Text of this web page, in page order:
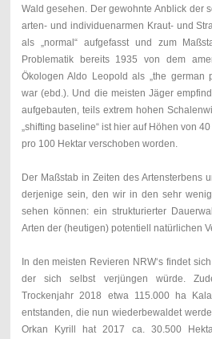
Wald gesehen. Der gewohnte Anblick der
arten- und individuenarmen Kraut- und
als „normal“ aufgefasst und zum
Problematik bereits 1935 von dem
Ökologen Aldo Leopold als „the german
war (ebd.). Und die meisten Jäger
aufgebauten, teils extrem hohen
„shifting baseline“ ist hier auf Höhen von
pro 100 Hektar verschoben worden.
Der Maßstab in Zeiten des Artensterbens
derjenige sein, den wir in den sehr
sehen können: ein strukturierter
Arten der (heutigen) potentiell natürlichen
In den meisten Revieren NRW‘s findet
der sich selbst verjüngen würde.
Trockenjahr 2018 etwa 115.000 ha
entstanden, die nun wiederbewaldet
Orkan Kyrill hat 2017 ca. 30.500